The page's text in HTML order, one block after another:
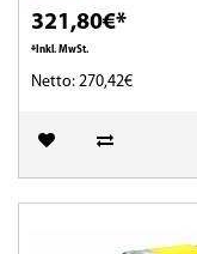
321,80€*
*Inkl. MwSt.
Netto: 270,42€